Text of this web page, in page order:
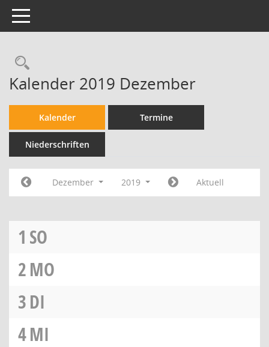
Toggle navigation
Kalender 2019 Dezember
Kalender Termine
Niederschriften
Dezember 2019 Aktuell
1 SO
2MO
3DI
4MI